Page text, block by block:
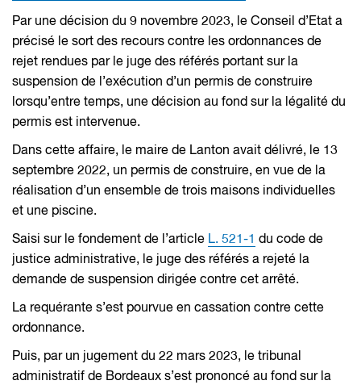
Par une décision du 9 novembre 2023, le Conseil d’Etat a
précisé le sort des recours contre les ordonnances de
rejet rendues par le juge des référés portant sur la
suspension de l’exécution d’un permis de construire
lorsqu’entre temps, une décision au fond sur la légalité du
permis est intervenue.
Dans cette affaire, le maire de Lanton avait délivré, le 13
septembre 2022, un permis de construire, en vue de la
réalisation d’un ensemble de trois maisons individuelles
et une piscine.
Saisi sur le fondement de l’article L. 521-1 du code de
justice administrative, le juge des référés a rejeté la
demande de suspension dirigée contre cet arrêté.
La requérante s’est pourvue en cassation contre cette
ordonnance.
Puis, par un jugement du 22 mars 2023, le tribunal
administratif de Bordeaux s’est prononcé au fond sur la